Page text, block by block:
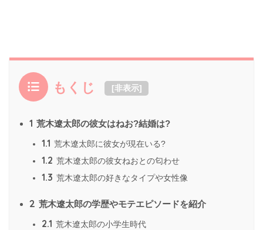
もくじ [非表示]
1 荒木遼太郎の彼女はねお?結婚は?
1.1 荒木遼太郎に彼女が現在いる?
1.2 荒木遼太郎の彼女ねおとの匂わせ
1.3 荒木遼太郎の好きなタイプや女性像
2 荒木遼太郎の学歴やモテエピソードを紹介
2.1 荒木遼太郎の小学生時代